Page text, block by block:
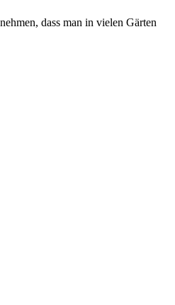
dass man in vielen Gärten